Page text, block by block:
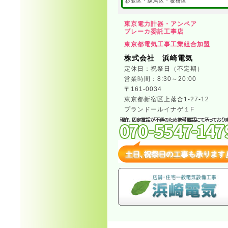
東京電力計器・アンペア
ブレーカ委託工事店
東京都電気工事工業組合加盟
株式会社 浜崎電気
定休日：祝祭日（不定期）
営業時間：8:30～20:00
〒161-0034
東京都新宿区上落合1-27-12
プランドールイナゲ１F